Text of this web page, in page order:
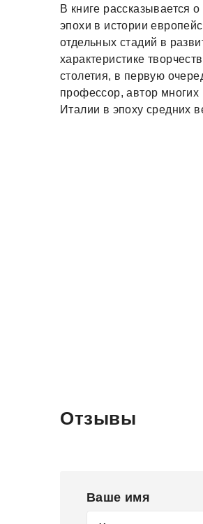
В книге рассказывается
эпохи в истории
отдельных стадий в
характеристике
столетия, в первую
профессор, автор многих
Италии в эпоху средних
Отзывы
Ваше имя